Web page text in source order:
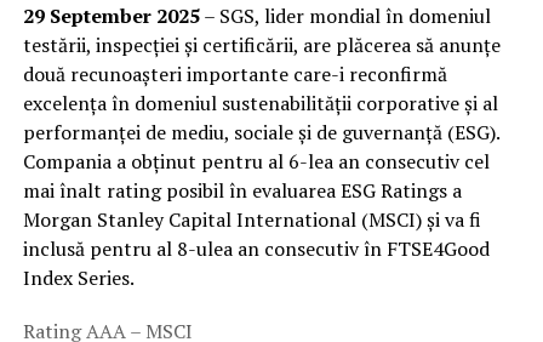
29 September 2025– SGS, lider mondial în domeniul
testării, inspecției și certificării, are plăcerea să anunțe
două recunoașteri importante care-i reconfirmă
excelența în domeniul sustenabilității corporative și al
performanței de mediu, sociale și de guvernanță (ESG).
Compania a obținut pentru al 6-lea an consecutiv cel
mai înalt rating posibil în evaluarea ESG Ratings a
Morgan Stanley Capital International (MSCI) și va fi
inclusă pentru al 8-ulea an consecutiv în FTSE4Good
Index Series.
Rating AAA – MSCI